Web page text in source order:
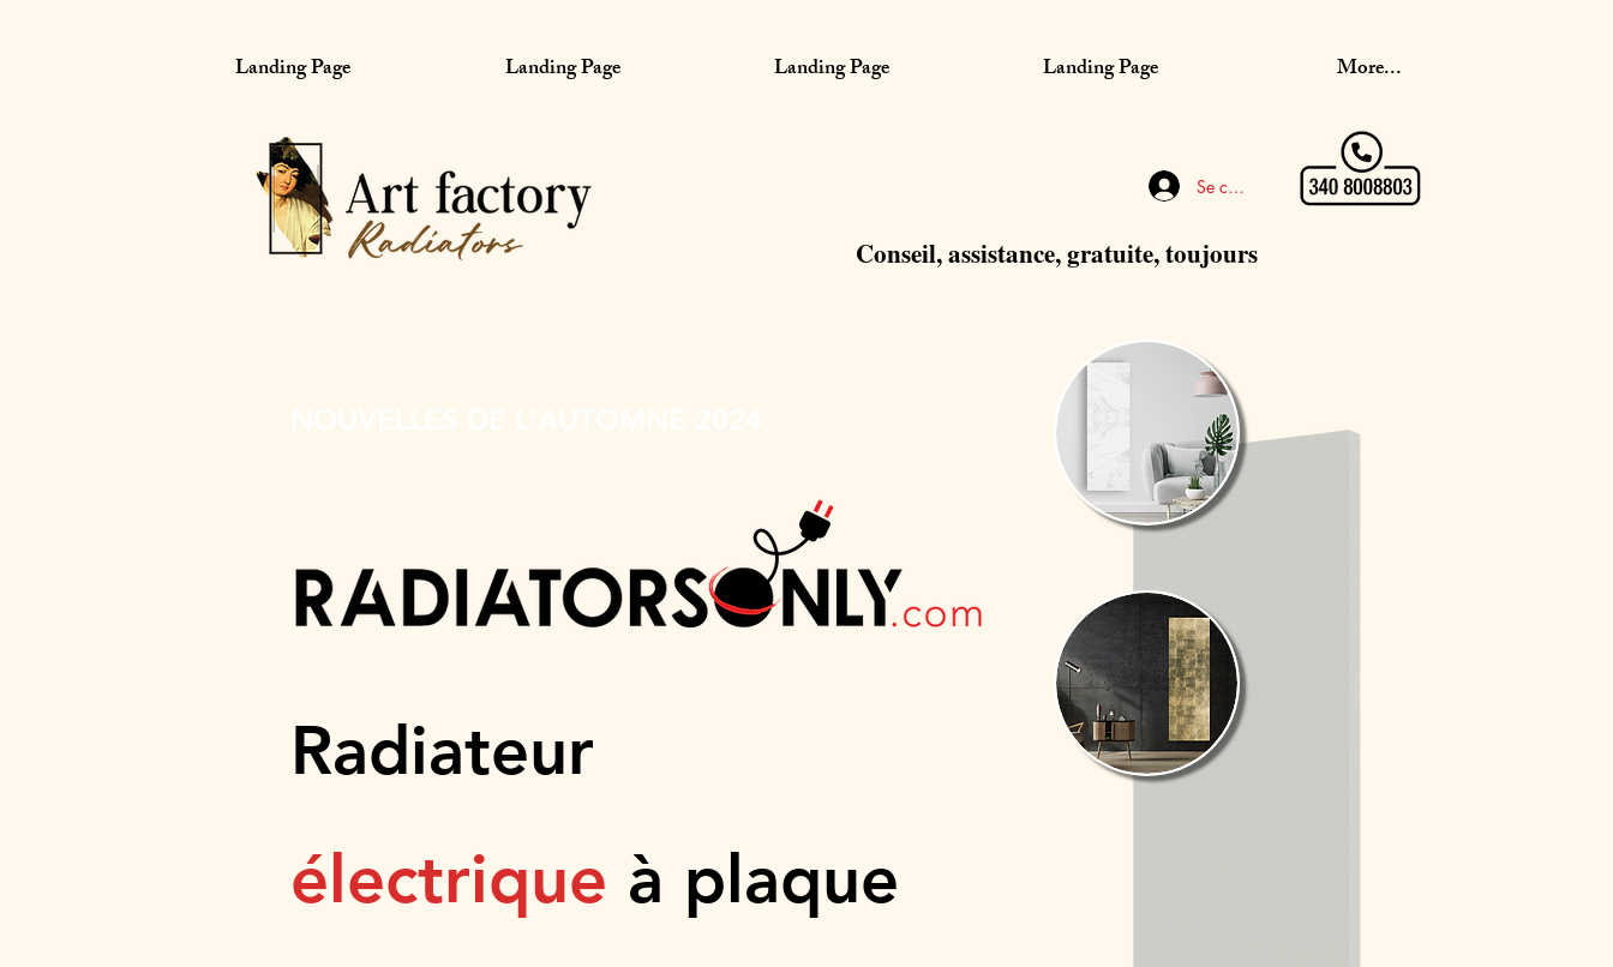
Landing Page Landing Page Landing Page Landing Page More...
Se connecter
Conseil, assistance, gratuite, toujours
Radiateur
électrique à plaque